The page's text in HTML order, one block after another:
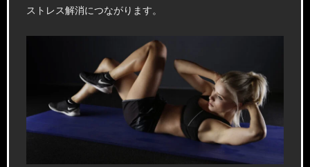
ストレス解消につながります。